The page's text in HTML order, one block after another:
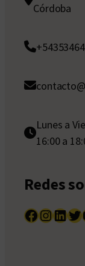
Córdoba
Lunes a
16:00 a
Redes
Facebook InstagramLinkedIn Twitter